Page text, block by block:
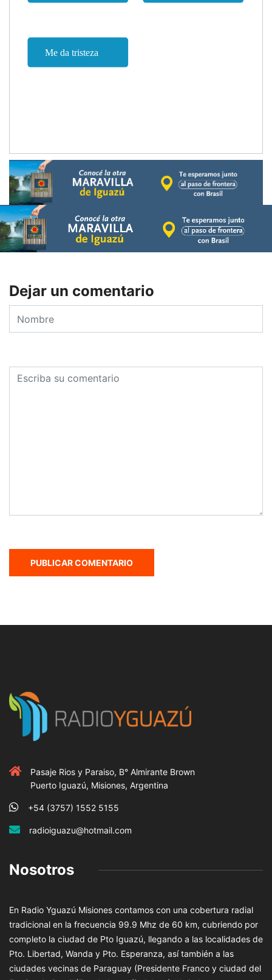
Dejar un comentario
Pasaje Rios y Paraiso, B° Almirante Brown
Puerto Iguazú, Misiones, Argentina
+54 (3757) 1552 5155
radioiguazu@hotmail.com
Nosotros
En Radio Yguazú Misiones contamos con una cobertura radial
tradicional en la frecuencia 99.9 Mhz de 60 km, cubriendo por
completo la ciudad de Pto Iguazú, llegando a las localidades de
Pto. Libertad, Wanda y Pto. Esperanza, así también a las
ciudades vecinas de Paraguay (Presidente Franco y ciudad del